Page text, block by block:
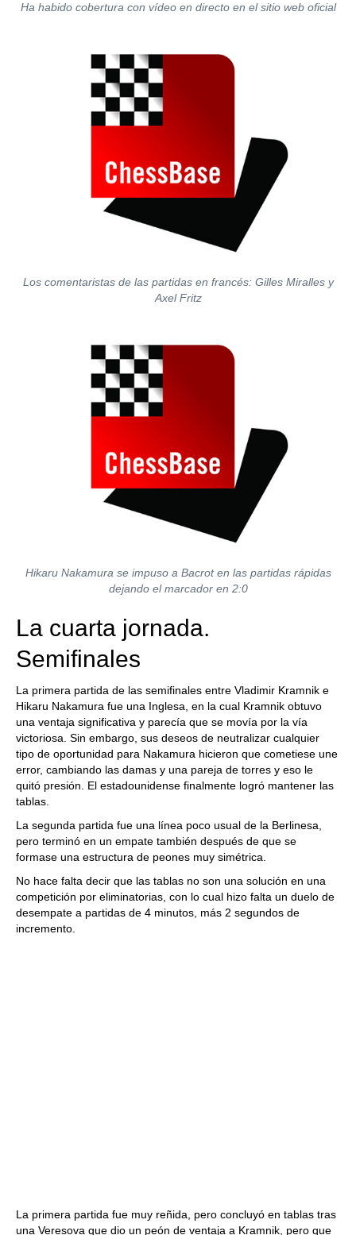
Ha habido cobertura con vídeo en directo en el sitio web oficial
Los comentaristas de las partidas en francés: Gilles Miralles y
Axel Fritz
Hikaru Nakamura se impuso a Bacrot en las partidas rápidas
dejando el marcador en 2:0
La cuarta jornada.
Semifinales
La primera partida de las semifinales entre Vladimir Kramnik e
Hikaru Nakamura fue una Inglesa, en la cual Kramnik obtuvo
una ventaja significativa y parecía que se movía por la vía
victoriosa. Sin embargo, sus deseos de neutralizar cualquier
tipo de oportunidad para Nakamura hicieron que cometiese une
error, cambiando las damas y una pareja de torres y eso le
quitó presión. El estadounidense finalmente logró mantener las
tablas.
La segunda partida fue una línea poco usual de la Berlinesa,
pero terminó en un empate también después de que se
formase una estructura de peones muy simétrica.
No hace falta decir que las tablas no son una solución en una
competición por eliminatorias, con lo cual hizo falta un duelo de
desempate a partidas de 4 minutos, más 2 segundos de
incremento.
La primera partida fue muy reñida, pero concluyó en tablas tras
una Veresova que dio un peón de ventaja a Kramnik, pero que